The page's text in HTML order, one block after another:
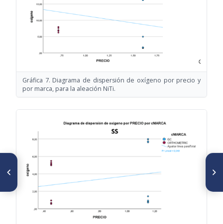
Gráfica 7. Diagrama de dispersión de oxígeno por precio y
por marca, para la aleación NiTi.
ARTÍCULO ANTERIOR
Evaluación de la corrección
cefalométrica de Tweed
pacientes clase II esquelética y
Mesiodens: un hallazgo en la